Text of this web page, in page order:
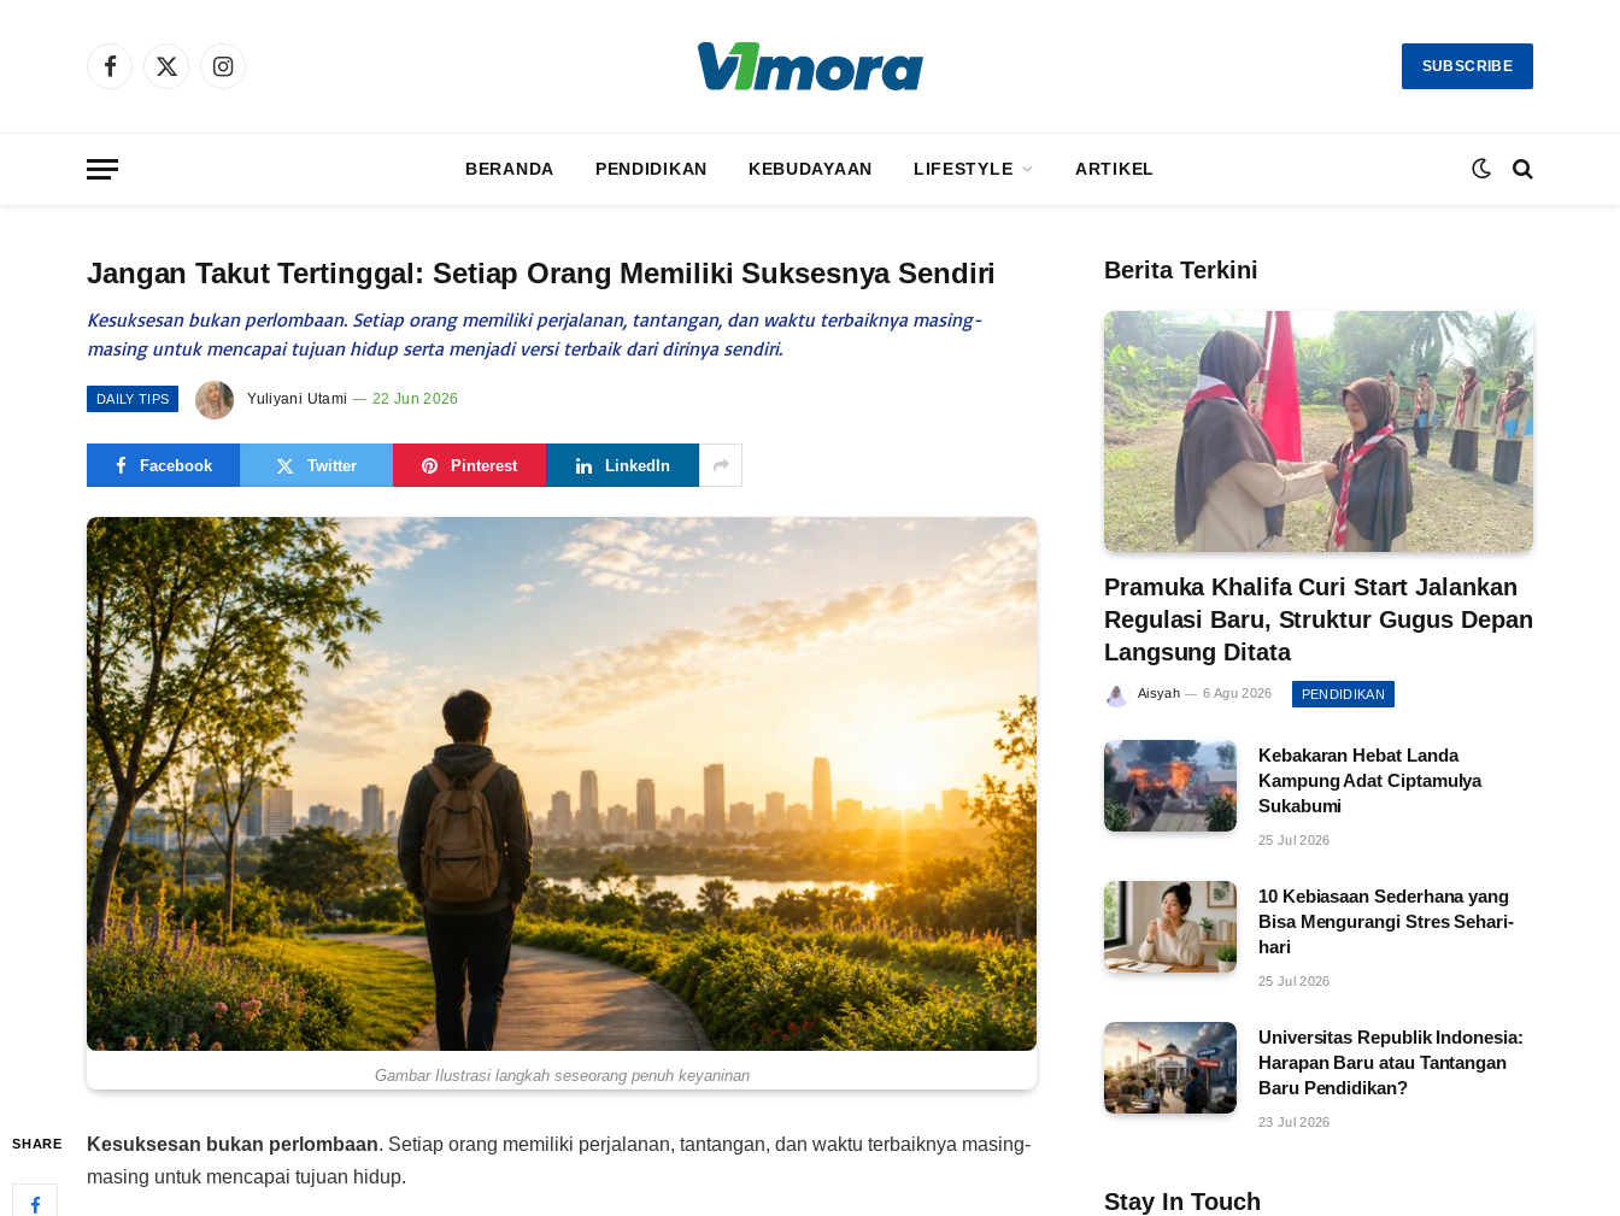
Facebook
X
Instagram
SUBSCRIBE
BERANDA PENDIDIKAN KEBUDAYAAN LIFESTYLE ARTIKEL
Jangan Takut Tertinggal: Setiap Orang Memiliki Suksesnya Sendiri
Kesuksesan bukan perlombaan. Setiap orang memiliki perjalanan, tantangan, dan waktu terbaiknya masing-
masing untuk mencapai tujuan hidup serta menjadi versi terbaik dari dirinya sendiri.
DAILY TIPS Yuliyani Utami 22 Jun 2026
Facebook Twitter Pinterest LinkedIn
Gambar Ilustrasi langkah seseorang penuh keyaninan
SHARE Kesuksesan bukan perlombaan. Setiap orang memiliki perjalanan, tantangan, dan waktu terbaiknya masing-
masing untuk mencapai tujuan hidup.
Berita Terkini
Pramuka Khalifa Curi Start Jalankan
Regulasi Baru, Struktur Gugus Depan
Langsung Ditata
Aisyah 6 Agu 2026 PENDIDIKAN
Kebakaran Hebat Landa
Kampung Adat Ciptamulya
Sukabumi
25 Jul 2026
10 Kebiasaan Sederhana yang
Bisa Mengurangi Stres Sehari-
hari
25 Jul 2026
Universitas Republik Indonesia:
Harapan Baru atau Tantangan
Baru Pendidikan?
23 Jul 2026
Stay In Touch